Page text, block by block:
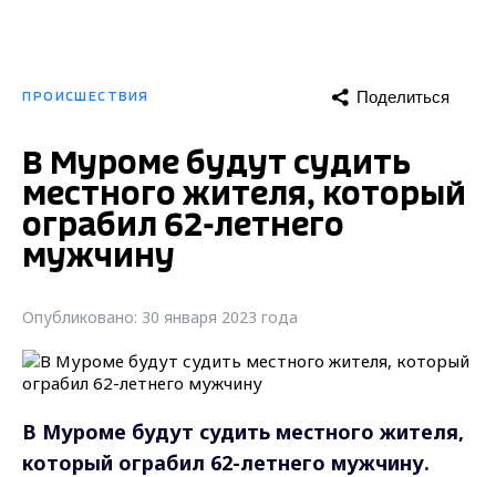
ПРОИСШЕСТВИЯ Поделиться
В Муроме будут судить
местного жителя, который
ограбил 62-летнего
мужчину
Опубликовано: 30 января 2023 года
В Муроме будут судить местного жителя,
который ограбил 62-летнего мужчину.